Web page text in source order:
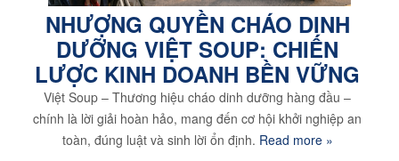
NHƯỢNG QUYỀN CHÁO DINH
DƯỠNG VIỆT SOUP: CHIẾN
LƯỢC KINH DOANH BỀN VỮNG
Việt Soup – Thương hiệu cháo dinh dưỡng hàng đầu –
chính là lời giải hoàn hảo, mang đến cơ hội khởi nghiệp an
toàn, đúng luật và sinh lời ổn định. Read more »